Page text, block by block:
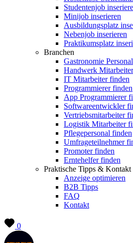
Studentenjob
Minijob inserieren
Ausbildungsplatz
Nebenjob inserieren
Praktikumsplatz
Branchen
Gastronomie
Handwerk
IT Mitarbeiter finden
Programmierer finden
App Programmierer
Softwareentwickler
Vertriebsmitarbeiter
Logistik Mitarbeiter
Pflegepersonal finden
Umfrageteilnehmer
Promoter finden
Erntehelfer finden
Praktische Tipps & Kontakt
Anzeige optimieren
B2B Tipps
FAQ
Kontakt
0